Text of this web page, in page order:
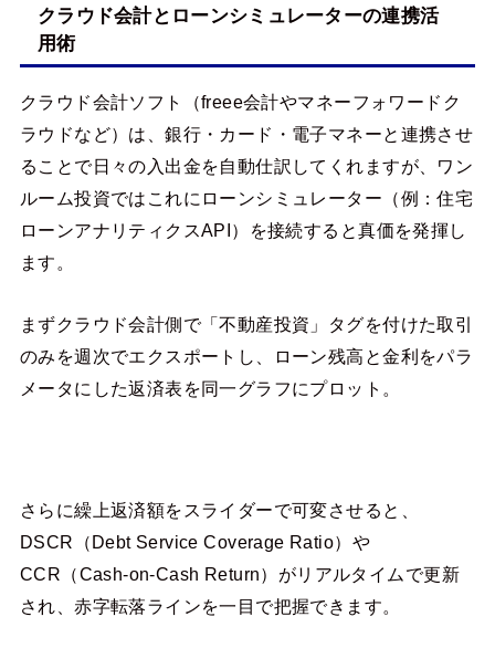
クラウド会計とローンシミュレーターの連携活
用術
クラウド会計ソフト（freee会計やマネーフォワードク
ラウドなど）は、銀行・カード・電子マネーと連携させ
ることで日々の入出金を自動仕訳してくれますが、ワン
ルーム投資ではこれにローンシミュレーター（例：住宅
ローンアナリティクスAPI）を接続すると真価を発揮し
ます。
まずクラウド会計側で「不動産投資」タグを付けた取引
のみを週次でエクスポートし、ローン残高と金利をパラ
メータにした返済表を同一グラフにプロット。
さらに繰上返済額をスライダーで可変させると、
DSCR（Debt Service Coverage Ratio）や
CCR（Cash-on-Cash Return）がリアルタイムで更新
され、赤字転落ラインを一目で把握できます。